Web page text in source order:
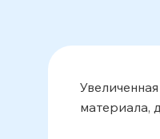
материала,